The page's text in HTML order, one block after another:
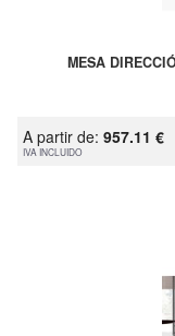
MESA
A partir de: 957.11 €
IVA INCLUIDO